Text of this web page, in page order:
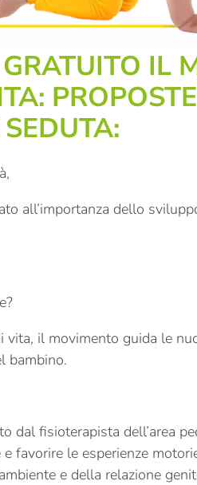
IL
all’importanza dello
vita, il movimento guida le
bambino.
dal fisioterapista dell’area
favorire le esperienze
e della relazione